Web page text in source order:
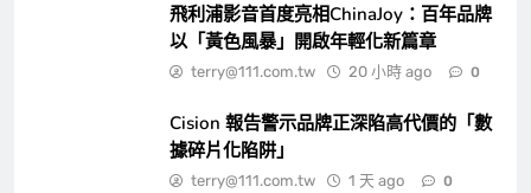
飛利浦影音首度亮相ChinaJoy：百年品牌
以「黃色風暴」開啟年輕化新篇章
terry@111.com.tw 20 小時 ago 0
Cision 報告警示品牌正深陷高代價的「數
據碎片化陷阱」
terry@111.com.tw 1 天 ago 0